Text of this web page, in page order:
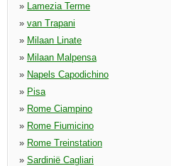
» Lamezia Terme
» van Trapani
» Milaan Linate
» Milaan Malpensa
» Napels Capodichino
» Pisa
» Rome Ciampino
» Rome Fiumicino
» Rome Treinstation
» Sardinië Cagliari